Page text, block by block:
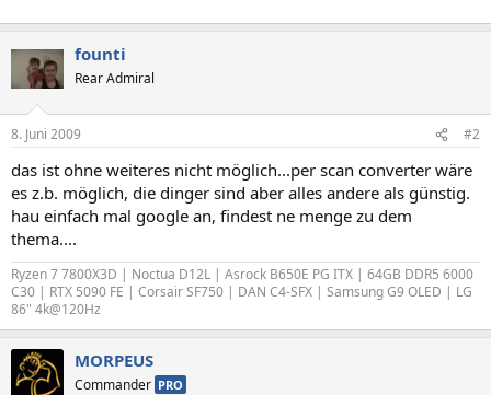
founti
Rear Admiral
8. Juni 2009 #2
das ist ohne weiteres nicht möglich...per scan converter wäre
es z.b. möglich, die dinger sind aber alles andere als günstig.
hau einfach mal google an, findest ne menge zu dem
thema....
Ryzen 7 7800X3D | Noctua D12L | Asrock B650E PG ITX | 64GB DDR5 6000
C30 | RTX 5090 FE | Corsair SF750 | DAN C4-SFX | Samsung G9 OLED | LG
86" 4k@120Hz
MORPEUS
Commander PRO